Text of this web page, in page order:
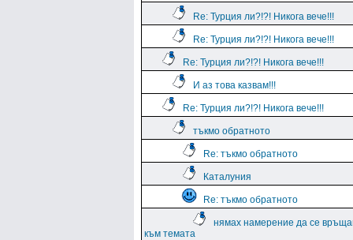
Re: Турция ли?!?! Никога вече!!!
Re: Турция ли?!?! Никога вече!!!
Re: Турция ли?!?! Никога вече!!!
И аз това казвам!!!
Re: Турция ли?!?! Никога вече!!!
тъкмо обратното
Re: тъкмо обратното
Каталуния
Re: тъкмо обратното
нямах намерение да се
към темата